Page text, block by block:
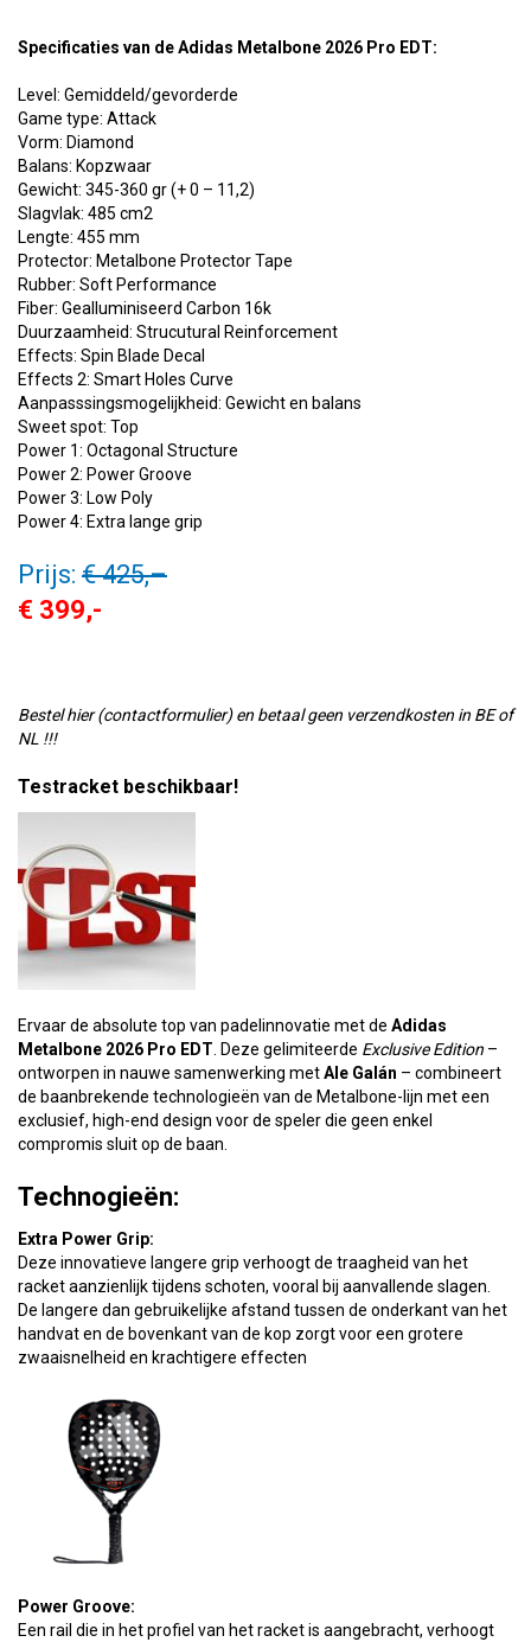
Specificaties van deAdidas Metalbone 2026 Pro EDT:
Level: Gemiddeld/gevorderde
Game type: Attack
Vorm: Diamond
Balans: Kopzwaar
Gewicht: 345-360 gr (+ 0 – 11,2)
Slagvlak: 485 cm2
Lengte: 455 mm
Protector: Metalbone Protector Tape
Rubber: Soft Performance
Fiber: Gealluminiseerd Carbon 16k
Duurzaamheid: Strucutural Reinforcement
Effects: Spin Blade Decal
Effects 2: Smart Holes Curve
Aanpasssingsmogelijkheid: Gewicht en balans
Sweet spot: Top
Power 1: Octagonal Structure
Power 2: Power Groove
Power 3: Low Poly
Power 4: Extra lange grip
Prijs: € 425,–
€ 399,-
Bestel hier (contactformulier) en betaal geen verzendkosten in BE of
NL !!!
Testracket beschikbaar!
Ervaar de absolute top van padelinnovatie met de Adidas
Metalbone 2026 Pro EDT . Deze gelimiteerde Exclusive Edition –
ontworpen in nauwe samenwerking metAle Galán – combineert
de baanbrekende technologieën van de Metalbone-lijn met een
exclusief, high-end design voor de speler die geen enkel
compromis sluit op de baan.
Technogieën:
Extra Power Grip:
Deze innovatieve langere grip verhoogt de traagheid van het
racket aanzienlijk tijdens schoten, vooral bij aanvallende slagen.
De langere dan gebruikelijke afstand tussen de onderkant van het
handvat en de bovenkant van de kop zorgt voor een grotere
zwaaisnelheid en krachtigere effecten
Power Groove:
Een rail die in het profiel van het racket is aangebracht, verhoogt